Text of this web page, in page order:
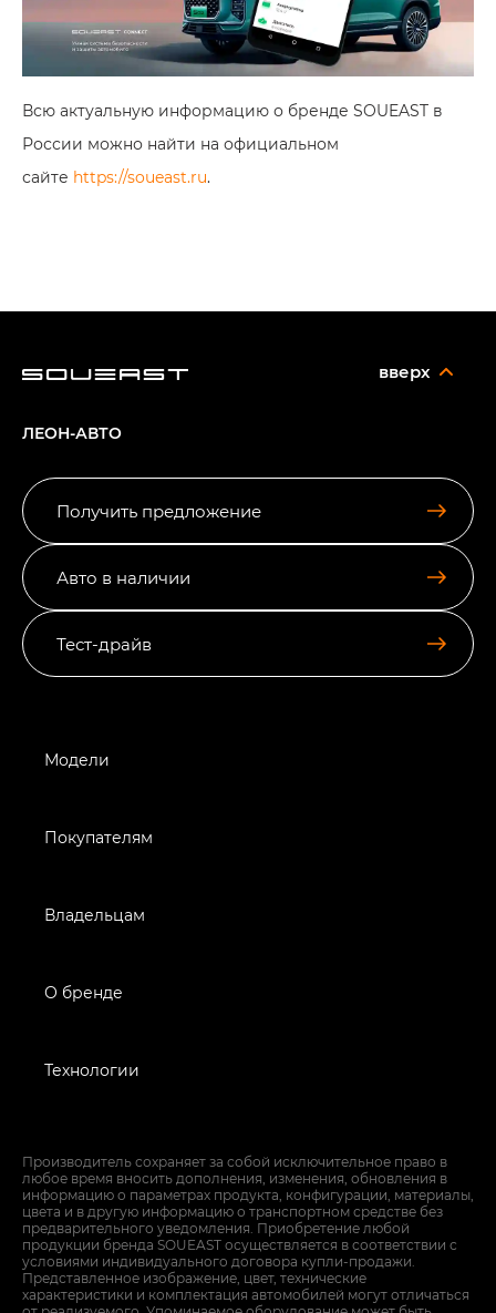
Всю актуальную информацию о бренде SOUEAST в
России можно найти на официальном
сайте https://soueast.ru.
Получить предложение
Авто в наличии
Тест-драйв
вверх
ЛЕОН-АВТО
Модели
Покупателям
Владельцам
О бренде
Технологии
Производитель сохраняет за собой исключительное право в
любое время вносить дополнения, изменения, обновления в
информацию о параметрах продукта, конфигурации, материалы,
цвета и в другую информацию о транспортном средстве без
предварительного уведомления. Приобретение любой
продукции бренда SOUEAST осуществляется в соответствии с
условиями индивидуального договора купли-продажи.
Представленное изображение, цвет, технические
характеристики и комплектация автомобилей могут отличаться